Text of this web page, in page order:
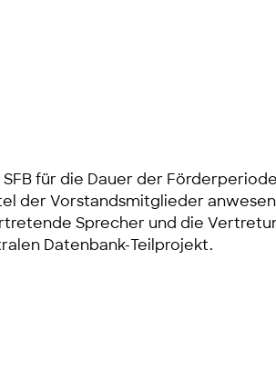
für die Dauer der
der Vorstandsmitglieder
Sprecher und die
Datenbank-Teilprojekt.